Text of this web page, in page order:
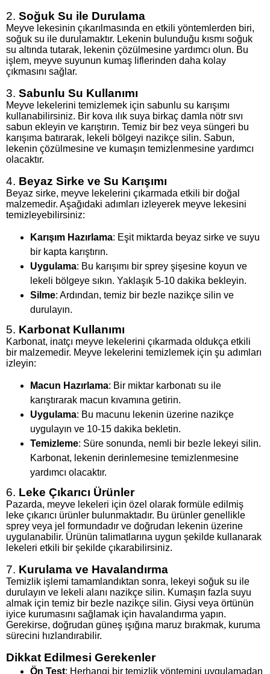
2. Soğuk Su ile Durulama
Meyve lekesinin çıkarılmasında en etkili yöntemlerden biri,
soğuk su ile durulamaktır. Lekenin bulunduğu kısmı soğuk
su altında tutarak, lekenin çözülmesine yardımcı olun. Bu
işlem, meyve suyunun kumaş liflerinden daha kolay
çıkmasını sağlar.
3. Sabunlu Su Kullanımı
Meyve lekelerini temizlemek için sabunlu su karışımı
kullanabilirsiniz. Bir kova ılık suya birkaç damla nötr sıvı
sabun ekleyin ve karıştırın. Temiz bir bez veya süngeri bu
karışıma batırarak, lekeli bölgeyi nazikçe silin. Sabun,
lekenin çözülmesine ve kumaşın temizlenmesine yardımcı
olacaktır.
4. Beyaz Sirke ve Su Karışımı
Beyaz sirke, meyve lekelerini çıkarmada etkili bir doğal
malzemedir. Aşağıdaki adımları izleyerek meyve lekesini
temizleyebilirsiniz:
Karışım Hazırlama: Eşit miktarda beyaz sirke ve suyu
bir kapta karıştırın.
Uygulama: Bu karışımı bir sprey şişesine koyun ve
lekeli bölgeye sıkın. Yaklaşık 5-10 dakika bekleyin.
Silme: Ardından, temiz bir bezle nazikçe silin ve
durulayın.
5. Karbonat Kullanımı
Karbonat, inatçı meyve lekelerini çıkarmada oldukça etkili
bir malzemedir. Meyve lekelerini temizlemek için şu adımları
izleyin:
Macun Hazırlama: Bir miktar karbonatı su ile
karıştırarak macun kıvamına getirin.
Uygulama: Bu macunu lekenin üzerine nazikçe
uygulayın ve 10-15 dakika bekletin.
Temizleme: Süre sonunda, nemli bir bezle lekeyi silin.
Karbonat, lekenin derinlemesine temizlenmesine
yardımcı olacaktır.
6. Leke Çıkarıcı Ürünler
Pazarda, meyve lekeleri için özel olarak formüle edilmiş
leke çıkarıcı ürünler bulunmaktadır. Bu ürünler genellikle
sprey veya jel formundadır ve doğrudan lekenin üzerine
uygulanabilir. Ürünün talimatlarına uygun şekilde kullanarak
lekeleri etkili bir şekilde çıkarabilirsiniz.
7. Kurulama ve Havalandırma
Temizlik işlemi tamamlandıktan sonra, lekeyi soğuk su ile
durulayın ve lekeli alanı nazikçe silin. Kumaşın fazla suyu
almak için temiz bir bezle nazikçe silin. Giysi veya örtünün
iyice kurumasını sağlamak için havalandırma yapın.
Gerekirse, doğrudan güneş ışığına maruz bırakmak, kuruma
sürecini hızlandırabilir.
Dikkat Edilmesi Gerekenler
Ön Test: Herhangi bir temizlik yöntemini uygulamadan